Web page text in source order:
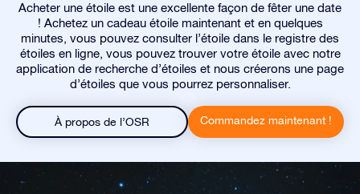
Acheter une étoile est une excellente façon de fêter une date
! Achetez un cadeau étoile maintenant et en quelques
minutes, vous pouvez consulter l’étoile dans le registre des
étoiles en ligne, vous pouvez trouver votre étoile avec notre
application de recherche d’étoiles et nous créerons une page
d’étoiles que vous pourrez personnaliser.
À propos de l’OSR Commandez maintenant !